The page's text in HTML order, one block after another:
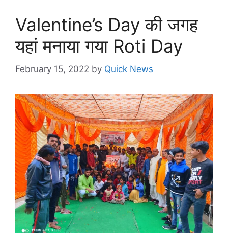
Valentine’s Day की जगह
यहां मनाया गया Roti Day
February 15, 2022 by Quick News